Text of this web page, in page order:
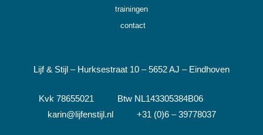
trainingen
contact
Lijf & Stijl – Hurksestraat 10 – 5652 AJ – Eindhoven
Kvk 78655021 Btw NL143305384B06
karin@lijfenstijl.nl +31 (0)6 – 39778037